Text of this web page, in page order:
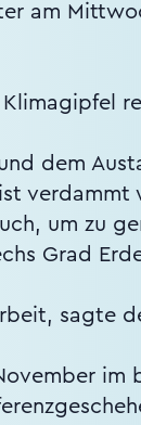
am
dem
um zu
Grad
sagte
im